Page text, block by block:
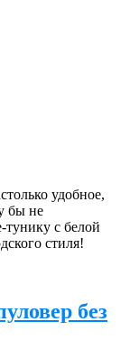
удобное,
бы не
тунику с белой
стиля!
без